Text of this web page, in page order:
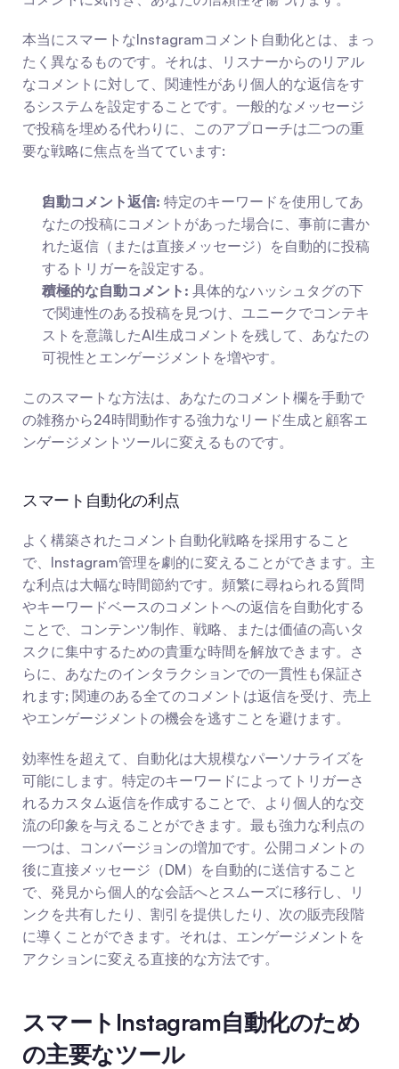
本当にスマートなInstagramコメント自動化とは、まっ
たく異なるものです。それは、リスナーからのリアル
なコメントに対して、関連性があり個人的な返信をす
るシステムを設定することです。一般的なメッセージ
で投稿を埋める代わりに、このアプローチは二つの重
要な戦略に焦点を当てています:
自動コメント返信: 特定のキーワードを使用してあ
なたの投稿にコメントがあった場合に、事前に書か
れた返信（または直接メッセージ）を自動的に投稿
するトリガーを設定する。
積極的な自動コメント: 具体的なハッシュタグの下
で関連性のある投稿を見つけ、ユニークでコンテキ
ストを意識したAI生成コメントを残して、あなたの
可視性とエンゲージメントを増やす。
このスマートな方法は、あなたのコメント欄を手動で
の雑務から24時間動作する強力なリード生成と顧客エ
ンゲージメントツールに変えるものです。
スマート自動化の利点
よく構築されたコメント自動化戦略を採用すること
で、Instagram管理を劇的に変えることができます。主
な利点は大幅な時間節約です。頻繁に尋ねられる質問
やキーワードベースのコメントへの返信を自動化する
ことで、コンテンツ制作、戦略、または価値の高いタ
スクに集中するための貴重な時間を解放できます。さ
らに、あなたのインタラクションでの一貫性も保証さ
れます; 関連のある全てのコメントは返信を受け、売上
やエンゲージメントの機会を逃すことを避けます。
効率性を超えて、自動化は大規模なパーソナライズを
可能にします。特定のキーワードによってトリガーさ
れるカスタム返信を作成することで、より個人的な交
流の印象を与えることができます。最も強力な利点の
一つは、コンバージョンの増加です。公開コメントの
後に直接メッセージ（DM）を自動的に送信すること
で、発見から個人的な会話へとスムーズに移行し、リ
ンクを共有したり、割引を提供したり、次の販売段階
に導くことができます。それは、エンゲージメントを
アクションに変える直接的な方法です。
スマートInstagram自動化のため
の主要なツール